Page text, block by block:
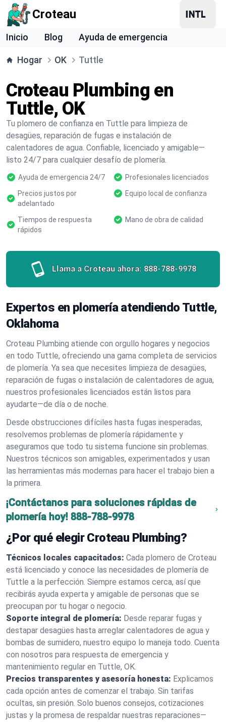
Croteau
Inicio Blog Ayuda de emergencia
Hogar OK Tuttle
Croteau Plumbing en
Tuttle, OK
Tu plomero de confianza en Tuttle para limpieza de
desagües, reparación de fugas e instalación de
calentadores de agua. Confiable, licenciado y amigable—
listo 24/7 para cualquier desafío de plomería.
Ayuda de emergencia 24/7
Profesionales licenciados
Precios justos por
adelantado
Equipo local de confianza
Tiempos de respuesta
rápidos
Mano de obra de calidad
Llama a Croteau ahora: 888-788-9978
Expertos en plomería atendiendo Tuttle,
Oklahoma
Croteau Plumbing atiende con orgullo hogares y negocios
en todo Tuttle, ofreciendo una gama completa de servicios
de plomería. Ya sea que necesites limpieza de desagües,
reparación de fugas o instalación de calentadores de agua,
nuestros profesionales licenciados están listos para
ayudarte—de día o de noche.
Desde obstrucciones difíciles hasta fugas inesperadas,
resolvemos problemas de plomería rápidamente y
aseguramos que todo tu sistema funcione sin problemas.
Nuestros técnicos son amigables, experimentados y usan
las herramientas más modernas para hacer el trabajo bien a
la primera.
¡Contáctanos para soluciones rápidas de
plomería hoy! 888-788-9978
¿Por qué elegir Croteau Plumbing?
Técnicos locales capacitados: Cada plomero de Croteau
está licenciado y conoce las necesidades de plomería de
Tuttle a la perfección. Siempre estamos cerca, así que
recibirás ayuda experta y amigable de personas que se
preocupan por tu hogar o negocio.
Soporte integral de plomería: Desde reparar fugas y
destapar desagües hasta arreglar calentadores de agua y
bombas de sumidero, nuestro equipo lo maneja todo. Cuenta
con nosotros para respuesta de emergencia y
mantenimiento regular en Tuttle, OK.
Precios transparentes y asesoría honesta: Explicamos
cada opción antes de comenzar el trabajo. Sin tarifas
ocultas, sin presión. Solo buenos consejos, cotizaciones
justas y la promesa de respaldar nuestras reparaciones—